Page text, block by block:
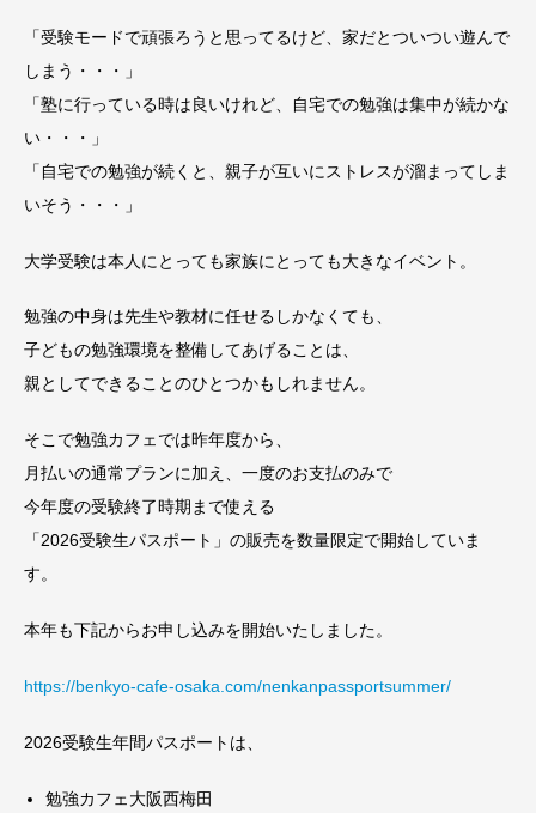
「受験モードで頑張ろうと思ってるけど、家だとついつい遊んで
しまう・・・」
「塾に行っている時は良いけれど、自宅での勉強は集中が続かな
い・・・」
「自宅での勉強が続くと、親子が互いにストレスが溜まってしま
いそう・・・」
大学受験は本人にとっても家族にとっても大きなイベント。
勉強の中身は先生や教材に任せるしかなくても、
子どもの勉強環境を整備してあげることは、
親としてできることのひとつかもしれません。
そこで勉強カフェでは昨年度から、
月払いの通常プランに加え、一度のお支払のみで
今年度の受験終了時期まで使える
「2026受験生パスポート」の販売を数量限定で開始していま
す。
本年も下記からお申し込みを開始いたしました。
https://benkyo-cafe-osaka.com/nenkanpassportsummer/
2026受験生年間パスポートは、
勉強カフェ大阪西梅田